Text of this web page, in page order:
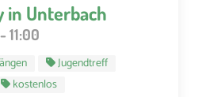
in Unterbach
11:00
Jugendtreff
kostenlos